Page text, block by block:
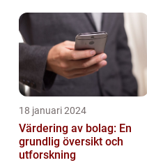
18 januari 2024
Värdering av bolag: En
grundlig översikt och
utforskning